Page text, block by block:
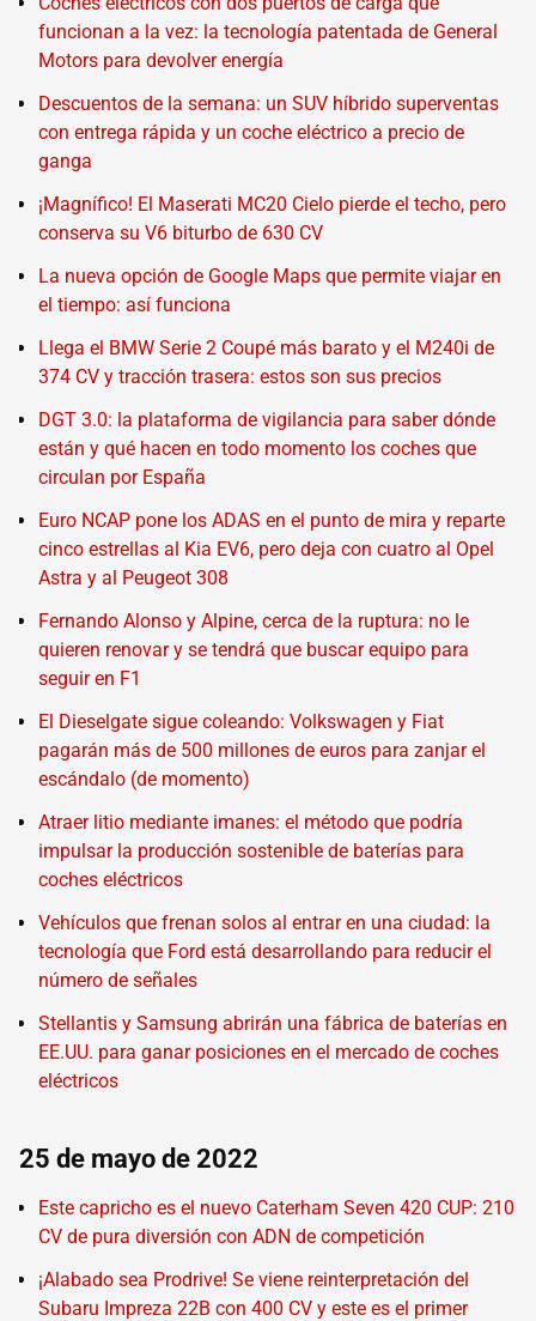
funcionan a la vez: la tecnología patentada de General
Motors para devolver energía
Descuentos de la semana: un SUV híbrido superventas
con entrega rápida y un coche eléctrico a precio de
ganga
¡Magnífico! El Maserati MC20 Cielo pierde el techo, pero
conserva su V6 biturbo de 630 CV
La nueva opción de Google Maps que permite viajar en
el tiempo: así funciona
Llega el BMW Serie 2 Coupé más barato y el M240i de
374 CV y tracción trasera: estos son sus precios
DGT 3.0: la plataforma de vigilancia para saber dónde
están y qué hacen en todo momento los coches que
circulan por España
Euro NCAP pone los ADAS en el punto de mira y reparte
cinco estrellas al Kia EV6, pero deja con cuatro al Opel
Astra y al Peugeot 308
Fernando Alonso y Alpine, cerca de la ruptura: no le
quieren renovar y se tendrá que buscar equipo para
seguir en F1
El Dieselgate sigue coleando: Volkswagen y Fiat
pagarán más de 500 millones de euros para zanjar el
escándalo (de momento)
Atraer litio mediante imanes: el método que podría
impulsar la producción sostenible de baterías para
coches eléctricos
Vehículos que frenan solos al entrar en una ciudad: la
tecnología que Ford está desarrollando para reducir el
número de señales
Stellantis y Samsung abrirán una fábrica de baterías en
EE.UU. para ganar posiciones en el mercado de coches
eléctricos
25 de mayo de 2022
Este capricho es el nuevo Caterham Seven 420 CUP: 210
CV de pura diversión con ADN de competición
¡Alabado sea Prodrive! Se viene reinterpretación del
Subaru Impreza 22B con 400 CV y este es el primer